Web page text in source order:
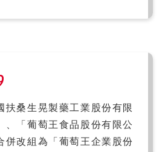
扶桑生晃製藥工業股份有限
、「葡萄王食品股份有限公
併改組為「葡萄王企業股份